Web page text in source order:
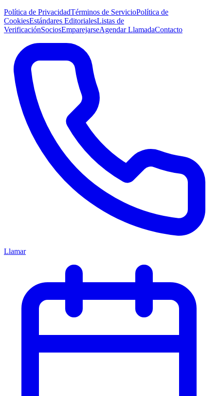
Política de PrivacidadTérminos de ServicioPolítica de
CookiesEstándares EditorialesListas de
VerificaciónSociosEmparejarseAgendar LlamadaContacto
Llamar